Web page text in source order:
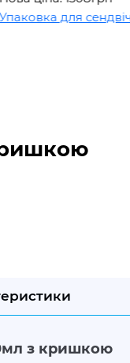
для сендвіча
з кришкою